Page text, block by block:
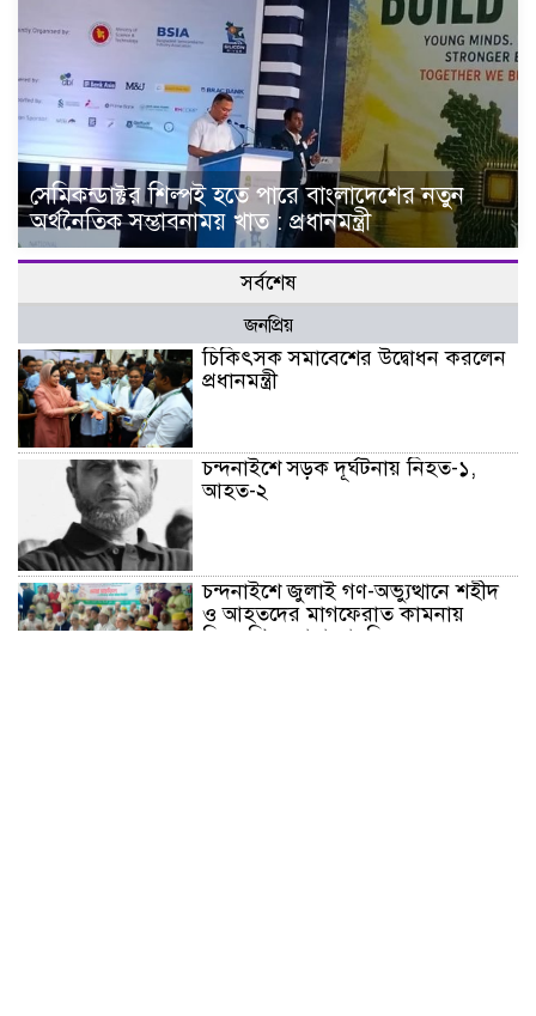
সেমিকন্ডাক্টর শিল্পই হতে পারে বাংলাদেশের নতুন
অর্থনৈতিক সম্ভাবনাময় খাত : প্রধানমন্ত্রী
সর্বশেষ
জনপ্রিয়
চিকিৎসক সমাবেশের উদ্বোধন করলেন
প্রধানমন্ত্রী
চন্দনাইশে সড়ক দূর্ঘটনায় নিহত-১,
আহত-২
চন্দনাইশে জুলাই গণ-অভ্যুত্থানে শহীদ
ও আহতদের মাগফেরাত কামনায়
বিএনপির দোয়া মাহফিল